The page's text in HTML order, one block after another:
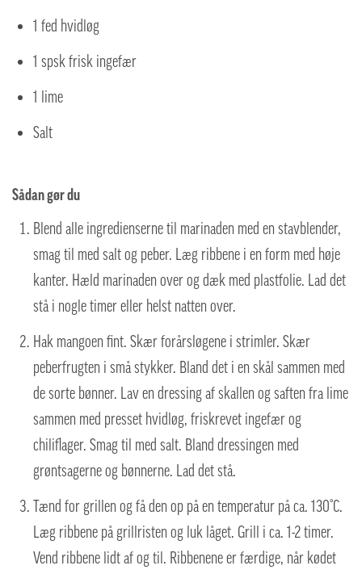
1 fed hvidløg
1 spsk frisk ingefær
1 lime
Salt
Sådan gør du
Blend alle ingredienserne til marinaden med en stavblender,
smag til med salt og peber. Læg ribbene i en form med høje
kanter. Hæld marinaden over og dæk med plastfolie. Lad det
stå i nogle timer eller helst natten over.
Hak mangoen fint. Skær forårsløgene i strimler. Skær
peberfrugten i små stykker. Bland det i en skål sammen med
de sorte bønner. Lav en dressing af skallen og saften fra lime
sammen med presset hvidløg, friskrevet ingefær og
chiliflager. Smag til med salt. Bland dressingen med
grøntsagerne og bønnerne. Lad det stå.
Tænd for grillen og få den op på en temperatur på ca. 130°C.
Læg ribbene på grillristen og luk låget. Grill i ca. 1-2 timer.
Vend ribbene lidt af og til. Ribbenene er færdige, når kødet